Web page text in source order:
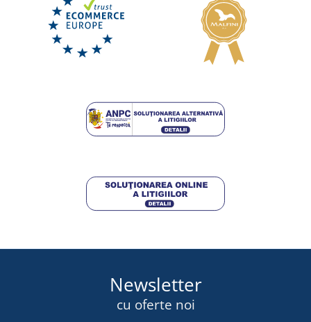
Newsletter
cu oferte noi